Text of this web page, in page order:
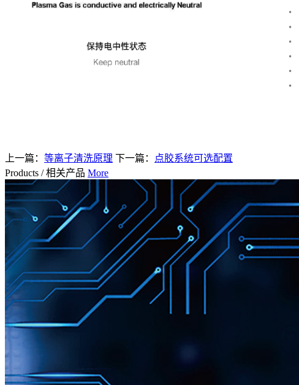
上一篇： 等离子清洗原理 下一篇：
点胶系统可选配置
Products / 相关产品 More